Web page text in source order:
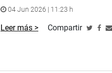
04 Jun 2026 | 11:23 h
Leer más > Compartir